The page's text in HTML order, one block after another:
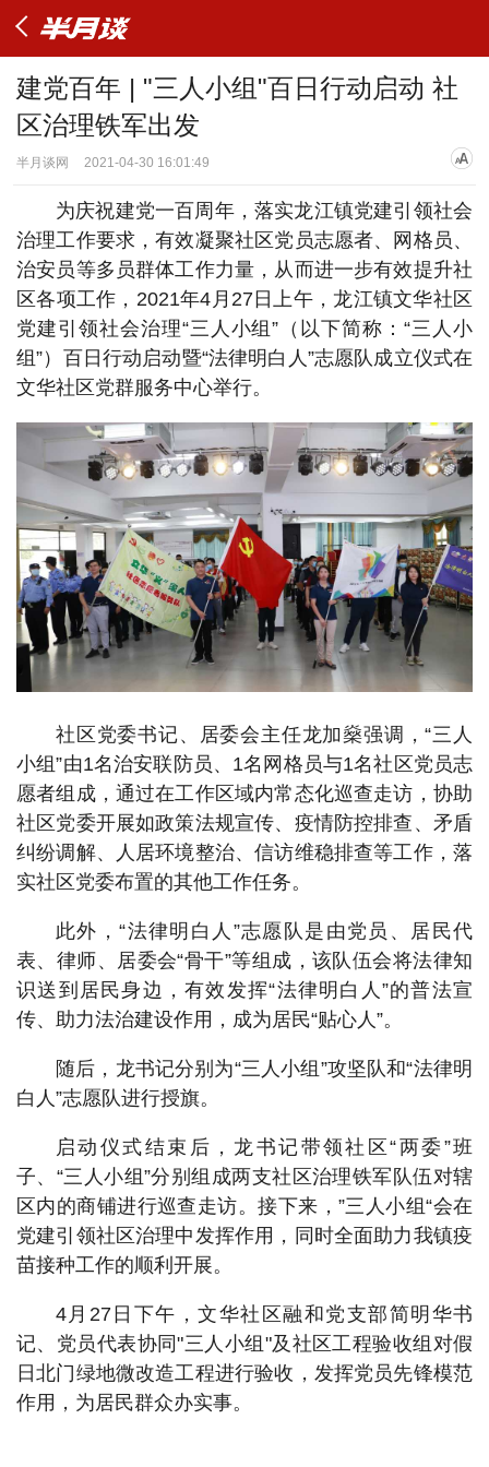
建党百年 | "三人小组"百日行动启动 社
区治理铁军出发
半月谈网 2021-04-30 16:01:49
为庆祝建党一百周年，落实龙江镇党建引领社会
治理工作要求，有效凝聚社区党员志愿者、网格员、
治安员等多员群体工作力量，从而进一步有效提升社
区各项工作，2021年4月27日上午，龙江镇文华社区
党建引领社会治理“三人小组”（以下简称：“三人小
组”）百日行动启动暨“法律明白人”志愿队成立仪式在
文华社区党群服务中心举行。
社区党委书记、居委会主任龙加燊强调，“三人
小组”由1名治安联防员、1名网格员与1名社区党员志
愿者组成，通过在工作区域内常态化巡查走访，协助
社区党委开展如政策法规宣传、疫情防控排查、矛盾
纠纷调解、人居环境整治、信访维稳排查等工作，落
实社区党委布置的其他工作任务。
此外，“法律明白人”志愿队是由党员、居民代
表、律师、居委会“骨干”等组成，该队伍会将法律知
识送到居民身边，有效发挥“法律明白人”的普法宣
传、助力法治建设作用，成为居民“贴心人”。
随后，龙书记分别为“三人小组”攻坚队和“法律明
白人”志愿队进行授旗。
启动仪式结束后，龙书记带领社区“两委”班
子、“三人小组”分别组成两支社区治理铁军队伍对辖
区内的商铺进行巡查走访。接下来，”三人小组“会在
党建引领社区治理中发挥作用，同时全面助力我镇疫
苗接种工作的顺利开展。
4月27日下午，文华社区融和党支部简明华书
记、党员代表协同"三人小组"及社区工程验收组对假
日北门绿地微改造工程进行验收，发挥党员先锋模范
作用，为居民群众办实事。